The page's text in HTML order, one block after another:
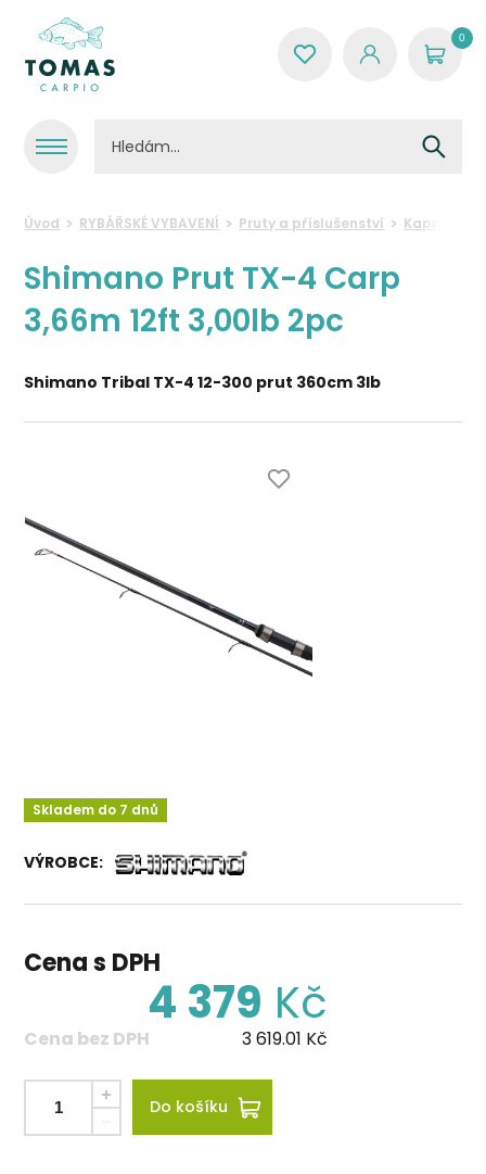
0
Úvod RYBÁŘSKÉ VYBAVENÍ Pruty a příslušenství Kaprové
Shimano Prut TX-4 Carp
3,66m 12ft 3,00lb 2pc
Shimano Tribal TX-4 12-300 prut 360cm 3lb
Skladem do 7 dnů
VÝROBCE:
Cena s DPH
4 379 Kč
Cena bez DPH 3 619.01 Kč
Do košíku